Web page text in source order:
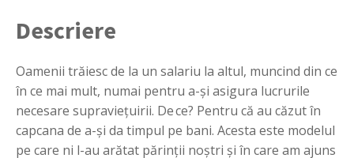
Descriere
Oamenii trăiesc de la un salariu la altul, muncind din ce
în ce mai mult, numai pentru a-şi asigura lucrurile
necesare supravieţuirii. De ce? Pentru că au căzut în
capcana de a-şi da timpul pe bani. Acesta este modelul
pe care ni l-au arătat părinţii noştri şi în care am ajuns